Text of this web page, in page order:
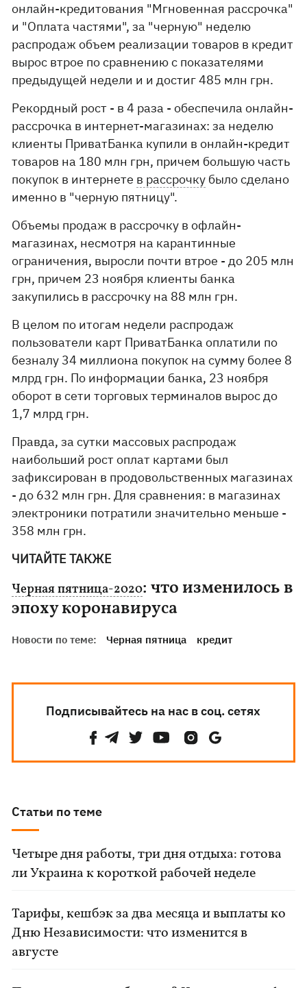
онлайн-кредитования "Мгновенная рассрочка"
и "Оплата частями", за "черную" неделю
распродаж объем реализации товаров в кредит
вырос втрое по сравнению с показателями
предыдущей недели и и достиг 485 млн грн.
Рекордный рост - в 4 раза - обеспечила онлайн-
рассрочка в интернет-магазинах: за неделю
клиенты ПриватБанка купили в онлайн-кредит
товаров на 180 млн грн, причем большую часть
покупок в интернете в рассрочку было сделано
именно в "черную пятницу".
Объемы продаж в рассрочку в офлайн-
магазинах, несмотря на карантинные
ограничения, выросли почти втрое - до 205 млн
грн, причем 23 ноября клиенты банка
закупились в рассрочку на 88 млн грн.
В целом по итогам недели распродаж
пользователи карт ПриватБанка оплатили по
безналу 34 миллиона покупок на сумму более 8
млрд грн. По информации банка, 23 ноября
оборот в сети торговых терминалов вырос до
1,7 млрд грн.
Правда, за сутки массовых распродаж
наибольший рост оплат картами был
зафиксирован в продовольственных магазинах
- до 632 млн грн. Для сравнения: в магазинах
электроники потратили значительно меньше -
358 млн грн.
ЧИТАЙТЕ ТАКЖЕ
Черная пятница-2020: что изменилось в
эпоху коронавируса
Новости по теме: Черная пятница кредит
Подписывайтесь на нас в соц. сетях
Статьи по теме
Четыре дня работы, три дня отдыха: готова
ли Украина к короткой рабочей неделе
Тарифы, кешбэк за два месяца и выплаты ко
Дню Независимости: что изменится в
августе